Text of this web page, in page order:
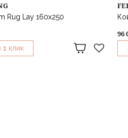
Rug Lay 160x250
1 КЛИК
96